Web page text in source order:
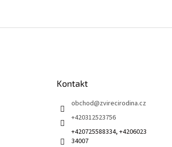
v
Kontakt
obchod@zvirecirodina.cz
+420312523756
+420725588334, +4206023
34007